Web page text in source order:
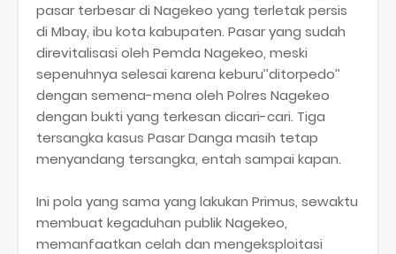
pasar terbesar di Nagekeo yang terletak persis
di Mbay, ibu kota kabupaten. Pasar yang sudah
direvitalisasi oleh Pemda Nagekeo, meski
sepenuhnya selesai karena keburu’’ditorpedo’’
dengan semena-mena oleh Polres Nagekeo
dengan bukti yang terkesan dicari-cari. Tiga
tersangka kasus Pasar Danga masih tetap
menyandang tersangka, entah sampai kapan.
Ini pola yang sama yang lakukan Primus, sewaktu
membuat kegaduhan publik Nagekeo,
memanfaatkan celah dan mengeksploitasi